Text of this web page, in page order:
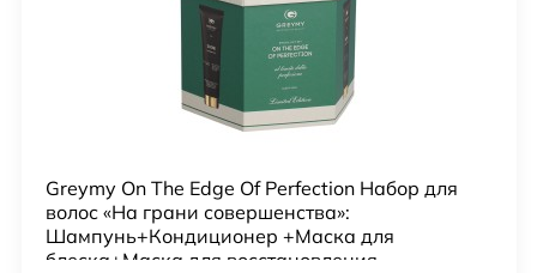
Greymy On The Edge Of Perfection Набор для
волос «На грани совершенства»:
Шампунь+Кондиционер +Маска для
блеска+Маска для восстановления